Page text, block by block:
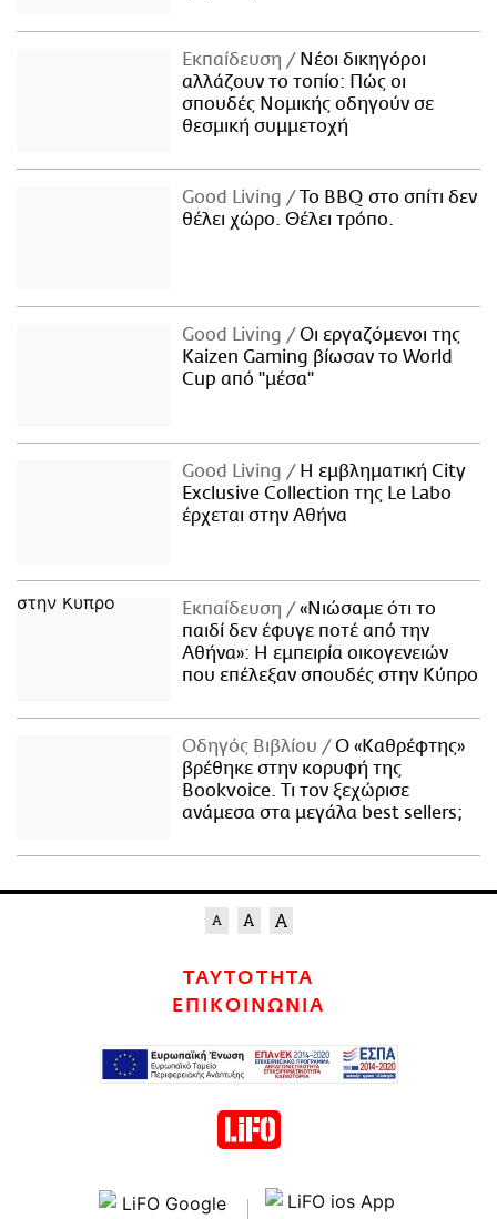
Εκπαίδευση
Νέοι δικηγόροι
αλλάζουν το τοπίο: Πώς οι
σπουδές Νομικής οδηγούν σε
θεσμική συμμετοχή
Good Living
Το BBQ στο σπίτι δεν
θέλει χώρο. Θέλει τρόπο.
Good Living
Οι εργαζόμενοι της
Kaizen Gaming βίωσαν το World
Cup από "μέσα"
Good Living
Η εμβληματική City
Exclusive Collection της Le Labo
έρχεται στην Αθήνα
Εκπαίδευση
«Νιώσαμε ότι το
παιδί δεν έφυγε ποτέ από την
Αθήνα»: Η εμπειρία οικογενειών
που επέλεξαν σπουδές στην Κύπρο
Οδηγός Βιβλίου
Ο «Καθρέφτης»
βρέθηκε στην κορυφή της
Bookvoice. Τι τον ξεχώρισε
ανάμεσα στα μεγάλα best sellers;
ΤΑΥΤΟΤΗΤΑ
ΕΠΙΚΟΙΝΩΝΙΑ